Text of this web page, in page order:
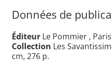
Données de
Éditeur Le Pommier ,
Collection Les
cm, 276 p.